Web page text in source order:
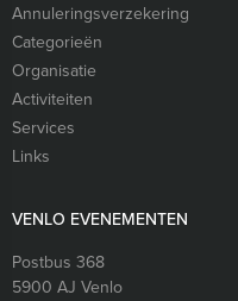
Annuleringsverzekering
Categorieën
Organisatie
Activiteiten
Services
Links
VENLO EVENEMENTEN
Postbus 368
5900 AJ Venlo